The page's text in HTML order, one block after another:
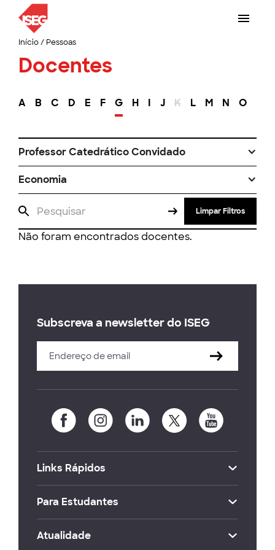
Início/ Pessoas
Docentes
A B C D E F G H I J K L M N O
Professor Catedrático Convidado
Economia
Limpar Filtros
Não foram encontrados docentes.
Subscreva a newsletter do ISEG
Links Rápidos
Para Estudantes
Atualidade